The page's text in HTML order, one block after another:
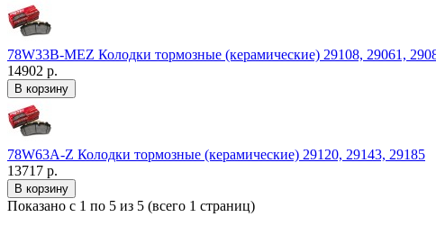
78W33B-MEZ Колодки тормозные (керамические) 29108, 29061,
14902 р.
78W63A-Z Колодки тормозные (керамические) 29120, 29143, 29185
13717 р.
Показано с 1 по 5 из 5 (всего 1 страниц)